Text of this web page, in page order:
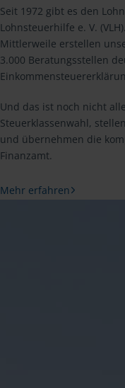
Seit 1972 gibt es den
Lohnsteuerhilfe e. V.
Mittlerweile erstellen
3.000 Beratungsstellen
Und das ist noch nicht
Steuerklassenwahl,
und übernehmen die
Finanzamt.
Mehr erfahren